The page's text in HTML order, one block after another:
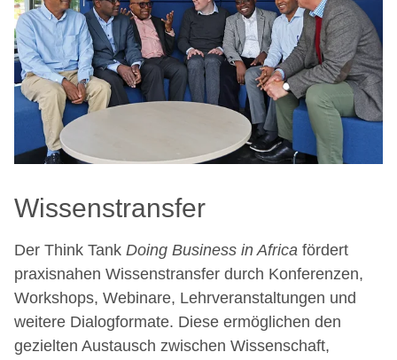
Wissenstransfer
Der Think Tank Doing Business in Africa fördert
praxisnahen Wissenstransfer durch Konferenzen,
Workshops, Webinare, Lehrveranstaltungen und
weitere Dialogformate. Diese ermöglichen den
gezielten Austausch zwischen Wissenschaft,